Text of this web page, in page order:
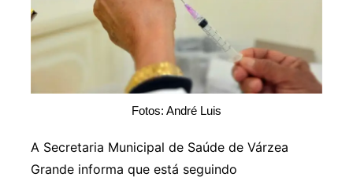
Fotos: André Luis
A Secretaria Municipal de Saúde de Várzea
Grande informa que está seguindo